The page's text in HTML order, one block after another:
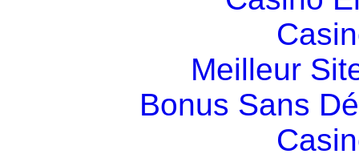
Meilleur
Bonus Sans